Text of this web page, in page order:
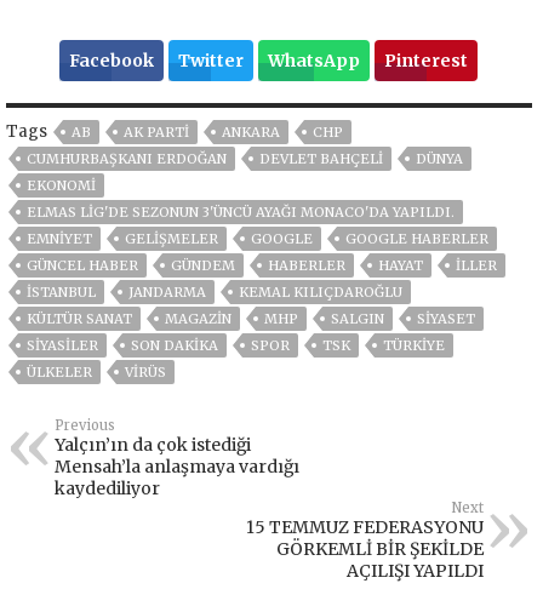
Facebook Twitter WhatsApp Pinterest
Tags AB AK PARTİ ANKARA
CHP
CUMHURBAŞKANI ERDOĞAN
DEVLET BAHÇELİ
DÜNYA
EKONOMİ
ELMAS LIG'DE SEZONUN 3'ÜNCÜ AYAĞI MONACO'DA YAPILDI.
EMNİYET
GELIŞMELER GOOGLE
GOOGLE HABERLER
GÜNCEL HABER
GÜNDEM HABERLER HAYAT
İLLER
ISTANBUL
JANDARMA
KEMAL KILIÇDAROĞLU
KÜLTÜR SANAT
MAGAZİN MHP SALGIN
SİYASET
SİYASİLER
SON DAKIKA SPOR TSK
TÜRKİYE
ÜLKELER
VIRÜS
Previous
Yalçın’ın da çok istediği
Mensah’la anlaşmaya vardığı
kaydediliyor
Next
15 TEMMUZ FEDERASYONU
GÖRKEMLİ BİR ŞEKİLDE
AÇILIŞI YAPILDI